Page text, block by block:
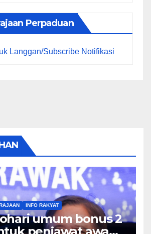
Perpaduan
Langgan/Subscribe Notifikasi
INFO RAKYAT
umum bonus 2